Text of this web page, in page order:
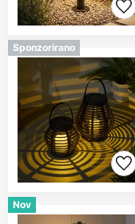
Sponzorirano
Nov